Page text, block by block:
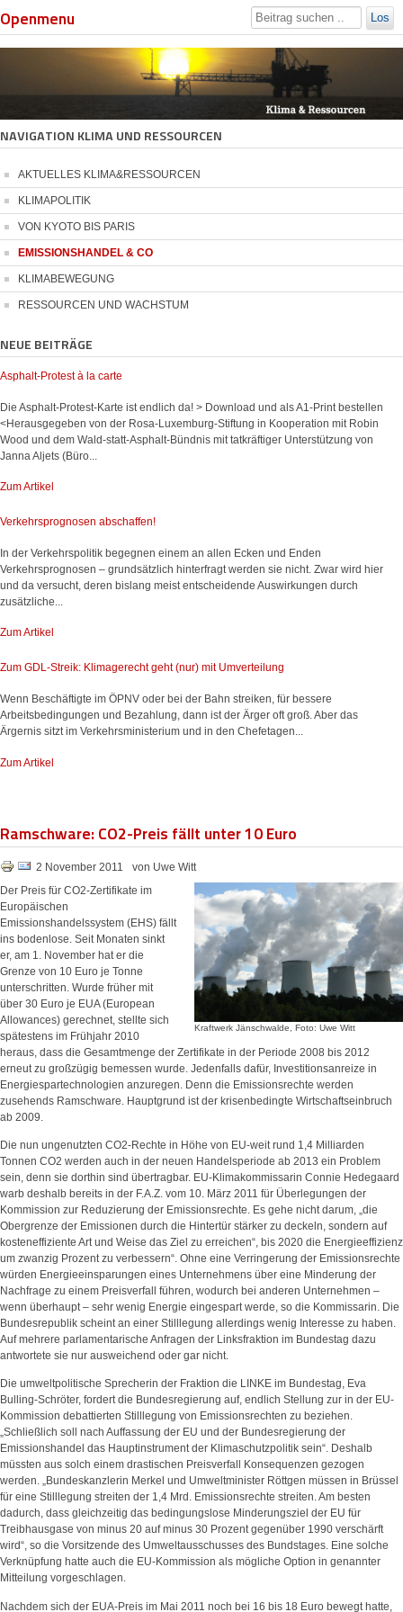
Openmenu Los
NAVIGATION KLIMA UND RESSOURCEN
AKTUELLES KLIMA&RESSOURCEN
KLIMAPOLITIK
VON KYOTO BIS PARIS
EMISSIONSHANDEL & CO
KLIMABEWEGUNG
RESSOURCEN UND WACHSTUM
NEUE BEITRÄGE
Asphalt-Protest à la carte
Die Asphalt-Protest-Karte ist endlich da! > Download und als A1-Print bestellen
<Herausgegeben von der Rosa-Luxemburg-Stiftung in Kooperation mit Robin
Wood und dem Wald-statt-Asphalt-Bündnis mit tatkräftiger Unterstützung von
Janna Aljets (Büro...
Zum Artikel
Verkehrsprognosen abschaffen!
In der Verkehrspolitik begegnen einem an allen Ecken und Enden
Verkehrsprognosen – grundsätzlich hinterfragt werden sie nicht. Zwar wird hier
und da versucht, deren bislang meist entscheidende Auswirkungen durch
zusätzliche...
Zum Artikel
Zum GDL-Streik: Klimagerecht geht (nur) mit Umverteilung
Wenn Beschäftigte im ÖPNV oder bei der Bahn streiken, für bessere
Arbeitsbedingungen und Bezahlung, dann ist der Ärger oft groß. Aber das
Ärgernis sitzt im Verkehrsministerium und in den Chefetagen...
Zum Artikel
Ramschware: CO2-Preis fällt unter 10 Euro
2 November 2011 von Uwe Witt
Kraftwerk Jänschwalde, Foto: Uwe Witt
Der Preis für CO2-Zertifikate im
Europäischen
Emissionshandelssystem (EHS) fällt
ins bodenlose. Seit Monaten sinkt
er, am 1. November hat er die
Grenze von 10 Euro je Tonne
unterschritten. Wurde früher mit
über 30 Euro je EUA (European
Allowances) gerechnet, stellte sich
spätestens im Frühjahr 2010
heraus, dass die Gesamtmenge der Zertifikate in der Periode 2008 bis 2012
erneut zu großzügig bemessen wurde. Jedenfalls dafür, Investitionsanreize in
Energiespartechnologien anzuregen. Denn die Emissionsrechte werden
zusehends Ramschware. Hauptgrund ist der krisenbedingte Wirtschaftseinbruch
ab 2009.
Die nun ungenutzten CO2-Rechte in Höhe von EU-weit rund 1,4 Milliarden
Tonnen CO2 werden auch in der neuen Handelsperiode ab 2013 ein Problem
sein, denn sie dorthin sind übertragbar. EU-Klimakommissarin Connie Hedegaard
warb deshalb bereits in der F.A.Z. vom 10. März 2011 für Überlegungen der
Kommission zur Reduzierung der Emissionsrechte. Es gehe nicht darum, „die
Obergrenze der Emissionen durch die Hintertür stärker zu deckeln, sondern auf
kosteneffiziente Art und Weise das Ziel zu erreichen“, bis 2020 die Energieeffizienz
um zwanzig Prozent zu verbessern“. Ohne eine Verringerung der Emissionsrechte
würden Energieeinsparungen eines Unternehmens über eine Minderung der
Nachfrage zu einem Preisverfall führen, wodurch bei anderen Unternehmen –
wenn überhaupt – sehr wenig Energie eingespart werde, so die Kommissarin. Die
Bundesrepublik scheint an einer Stilllegung allerdings wenig Interesse zu haben.
Auf mehrere parlamentarische Anfragen der Linksfraktion im Bundestag dazu
antwortete sie nur ausweichend oder gar nicht.
Die umweltpolitische Sprecherin der Fraktion die LINKE im Bundestag, Eva
Bulling-Schröter, fordert die Bundesregierung auf, endlich Stellung zur in der EU-
Kommission debattierten Stilllegung von Emissionsrechten zu beziehen.
„Schließlich soll nach Auffassung der EU und der Bundesregierung der
Emissionshandel das Hauptinstrument der Klimaschutzpolitik sein“. Deshalb
müssten aus solch einem drastischen Preisverfall Konsequenzen gezogen
werden. „Bundeskanzlerin Merkel und Umweltminister Röttgen müssen in Brüssel
für eine Stilllegung streiten der 1,4 Mrd. Emissionsrechte streiten. Am besten
dadurch, dass gleichzeitig das bedingungslose Minderungsziel der EU für
Treibhausgase von minus 20 auf minus 30 Prozent gegenüber 1990 verschärft
wird“, so die Vorsitzende des Umweltausschusses des Bundstages. Eine solche
Verknüpfung hatte auch die EU-Kommission als mögliche Option in genannter
Mitteilung vorgeschlagen.
Nachdem sich der EUA-Preis im Mai 2011 noch bei 16 bis 18 Euro bewegt hatte,